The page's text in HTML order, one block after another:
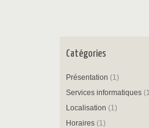
Catégories
Présentation (1)
Services informatiques
Localisation (1)
Horaires (1)